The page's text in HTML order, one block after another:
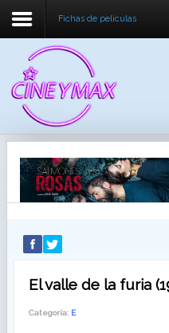
Fichas de peliculas
El valle de la furia
Categoría: E